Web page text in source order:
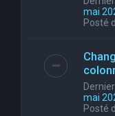
mai
Posté
mai
Posté